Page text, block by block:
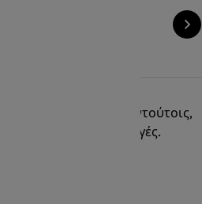
Black
έχει εξαντληθεί. Εντούτοις,
έχετε και άλλες επιλογές.